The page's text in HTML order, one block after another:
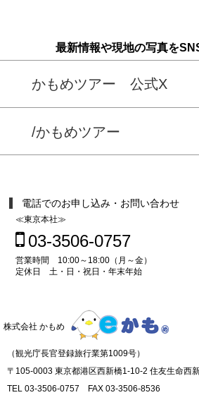
最新情報や現地の写真を
かもめツアー 公式X
/かもめツアー
電話でのお申し込み・お問い合わせ
≪東京本社≫
03-3506-0757
営業時間 10:00～18:00（月～金）
定休日 土・日・祝日・年末年始
株式会社 かもめ
（観光庁長官登録旅行業第1009号）
〒105-0003 東京都港区西新橋1-10-2 住友生命西
TEL 03-3506-0757 FAX 03-3506-8536